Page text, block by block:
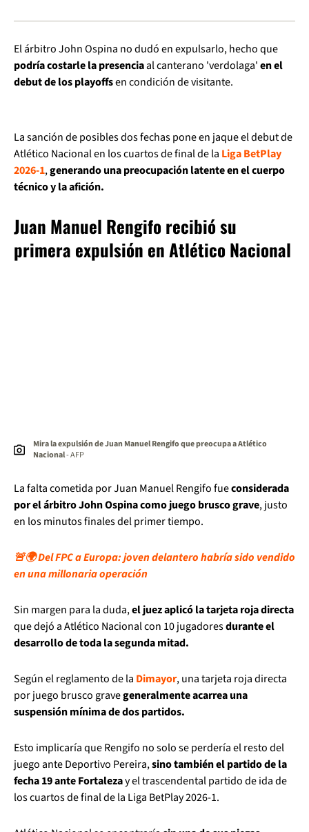
El árbitro John Ospina no dudó en expulsarlo, hecho que
podría costarle la presenciaal canterano 'verdolaga'en el
debut de los playoffsen condición de visitante.
La sanción de posibles dos fechas pone en jaque el debut de
Atlético Nacional en los cuartos de final de la Liga BetPlay
2026-1,generando una preocupación latente en el cuerpo
técnico y la afición.
Juan Manuel Rengifo recibió su
primera expulsión en Atlético Nacional
Mira la expulsión de Juan Manuel Rengifo que preocupa a Atlético
Nacional- AFP
La falta cometida por Juan Manuel Rengifo fueconsiderada
por el árbitro John Ospina como juego brusco grave, justo
en los minutos finales del primer tiempo.
🚨🌍 Del FPC a Europa: joven delantero habría sido vendido
en una millonaria operación
Sin margen para la duda,el juez aplicó la tarjeta roja directa
que dejó a Atlético Nacional con 10 jugadoresdurante el
desarrollo de toda la segunda mitad.
Según el reglamento de la Dimayor, una tarjeta roja directa
por juego brusco gravegeneralmente acarrea una
suspensión mínima de dos partidos.
Esto implicaría que Rengifo no solo se perdería el resto del
juego ante Deportivo Pereira,sino también el partido de la
fecha 19 ante Fortalezay el trascendental partido de ida de
los cuartos de final de la Liga BetPlay 2026-1.